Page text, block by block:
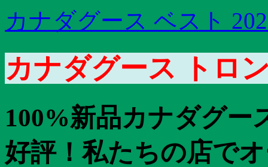
カナダグース ベスト
カナダグース トロ
100%新品カナダグー
好評！私たちの店で